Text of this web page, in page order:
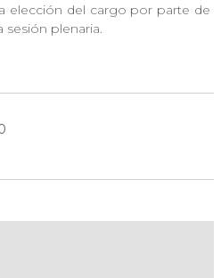
elección del cargo por parte de
sesión plenaria.